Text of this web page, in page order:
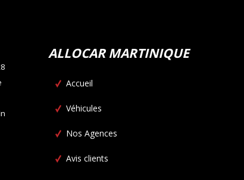
ALLOCAR MARTINIQUE
Accueil
Véhicules
Nos Agences
Avis clients